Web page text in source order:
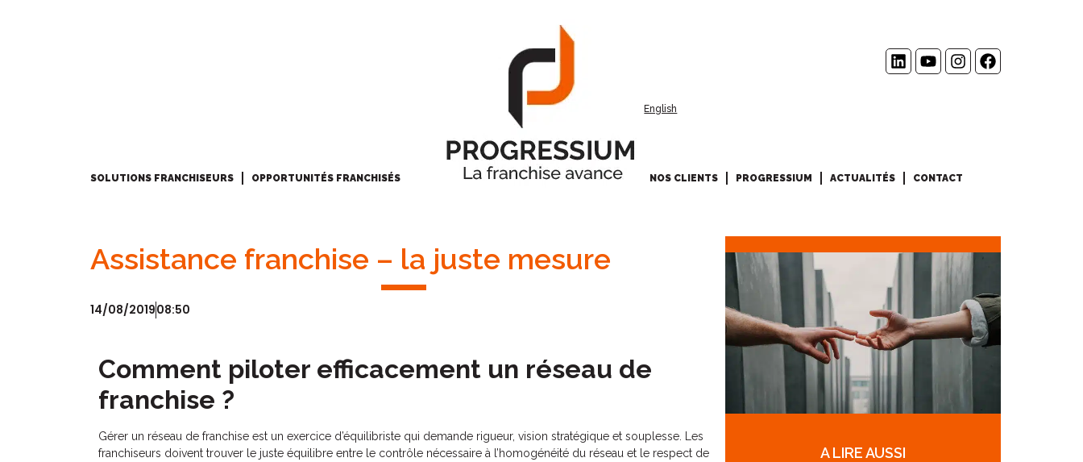
English
SOLUTIONS FRANCHISEURS OPPORTUNITÉS FRANCHISÉS NOS CLIENTS PROGRESSIUM ACTUALITÉS CONTACT
Assistance franchise – la juste mesure
14/08/201908:50
Comment piloter efficacement un réseau de
franchise ?
Gérer un réseau de franchise est un exercice d’équilibriste qui demande rigueur, vision stratégique et souplesse. Les
franchiseurs doivent trouver le juste équilibre entre le contrôle nécessaire à l’homogénéité du réseau et le respect de
A LIRE AUSSI